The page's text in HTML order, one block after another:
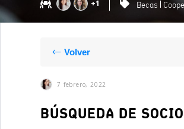
+1 Becas
Volver
7 febrero, 2022
BÚSQUEDA DE